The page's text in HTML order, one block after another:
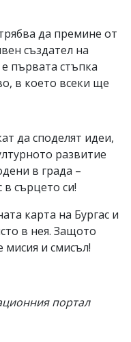
да премине от
създател на
първата стъпка
в което всеки ще
да споделят идеи,
развитие
в града –
в сърцето си!
карта на Бургас и
в нея. Защото
мисия и смисъл!
портал